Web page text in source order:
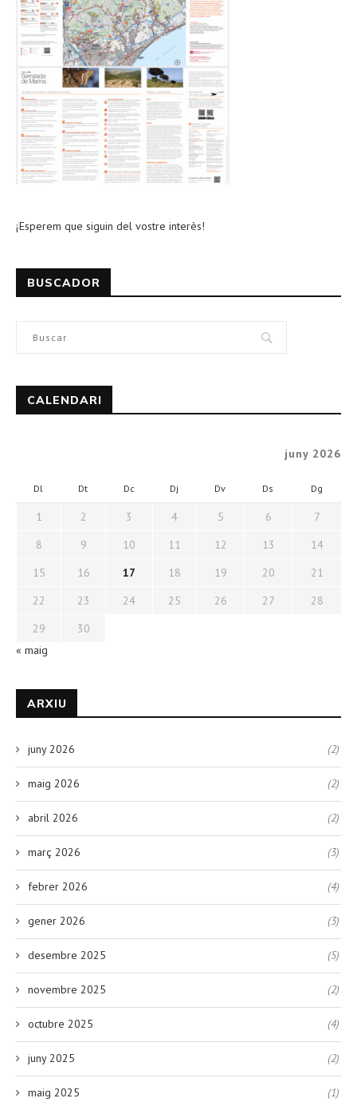
¡Esperem que siguin del vostre interès!
BUSCADOR
CALENDARI
juny 2026
Dl Dt Dc Dj Dv Ds Dg
1 2 3 4 5 6
7
8
9 10 11 12 13
14
15
16 17 18 19 20
21
22
23 24 25 26 27
28
29
30
« maig
ARXIU
juny 2026 (2)
maig 2026 (2)
abril 2026 (2)
març 2026 (3)
febrer 2026 (4)
gener 2026 (3)
desembre 2025 (5)
novembre 2025 (2)
octubre 2025 (4)
juny 2025 (2)
maig 2025 (1)